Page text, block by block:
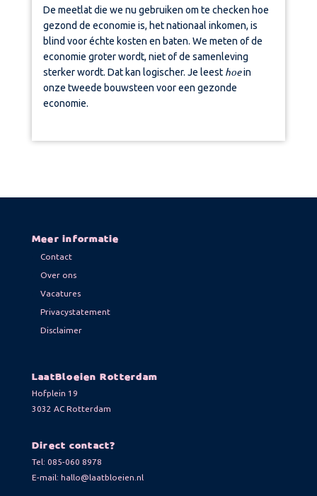
De meetlat die we nu gebruiken om te checken hoe
gezond de economie is, het nationaal inkomen, is
blind voor échte kosten en baten. We meten of de
economie groter wordt, niet of de samenleving
sterker wordt. Dat kan logischer. Je leest hoein
onze tweede bouwsteen voor een gezonde
economie.
Meer informatie
Contact
Over ons
Vacatures
Privacystatement
Disclaimer
LaatBloeien Rotterdam
Hofplein 19
3032 AC Rotterdam
Direct contact?
Tel: 085-060 8978
E-mail: hallo@laatbloeien.nl